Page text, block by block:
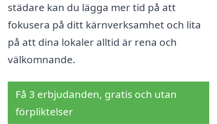
städare kan du lägga mer tid på att
fokusera på ditt kärnverksamhet och lita
på att dina lokaler alltid är rena och
välkomnande.
Få 3 erbjudanden, gratis och utan
förpliktelser